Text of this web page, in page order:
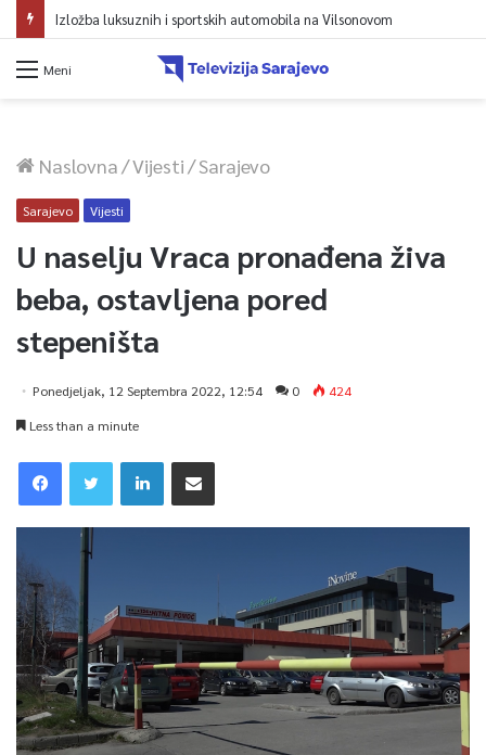
Izložba luksuznih i sportskih automobila na Vilsonovom
Meni
Naslovna/Vijesti/Sarajevo
Sarajevo Vijesti
U naselju Vraca pronađena živa
beba, ostavljena pored
stepeništa
Ponedjeljak, 12 Septembra 2022, 12:54 0
424
Less than a minute